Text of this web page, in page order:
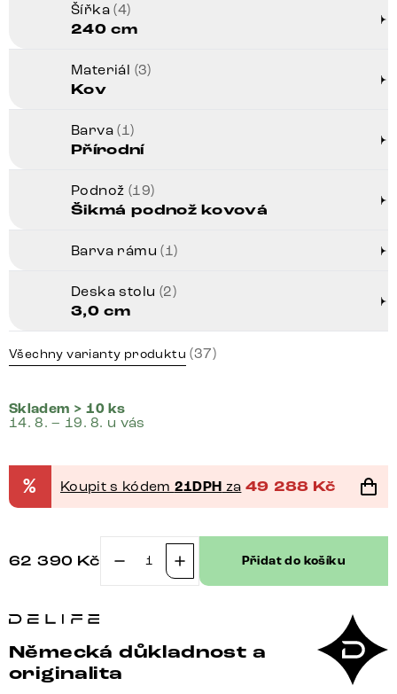
Šířka(4)
240 cm
Materiál (3)
Kov
Barva(1)
Přírodní
Podnož (19)
Šikmá podnož kovová
Barva rámu(1)
Deska stolu (2)
3,0 cm
Všechny varianty produktu (37)
Skladem > 10 ks
14. 8. – 19. 8. u vás
% Koupit s kódem 21DPH za 49 288 Kč
62 390 Kč
240x120x2,5-
3
Přidat do košíku
Německá důkladnost a
originalita